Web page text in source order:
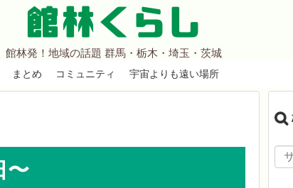
館林くらし
館林発！地域の話題 群馬・栃木・埼玉・茨城
まとめ コミュニティ 宇宙よりも遠い場所
〜